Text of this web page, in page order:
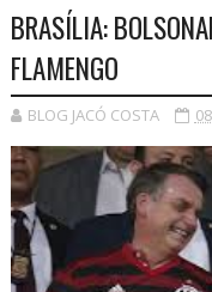
BRASÍLIA:
FLAMENGO
BLOG JACÓ COSTA